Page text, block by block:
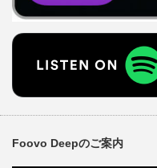
Foovo Deepのご案内